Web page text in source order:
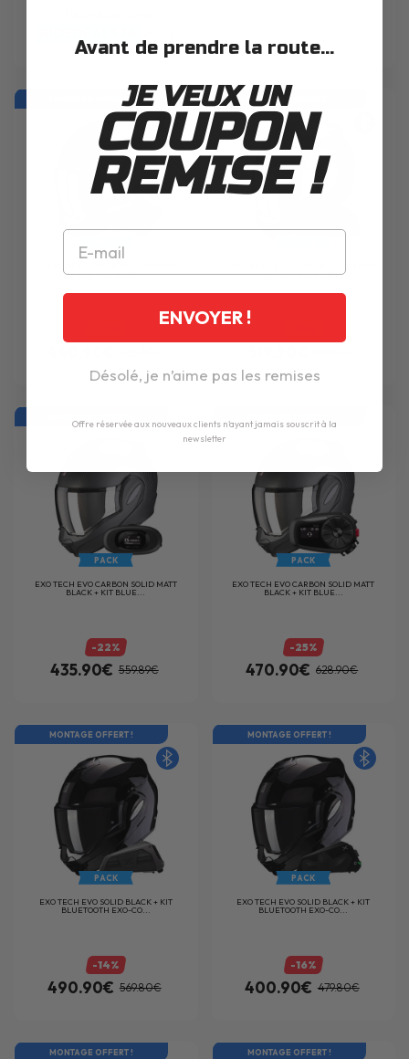
MONTAGE OFFERT !
BLACK + KIT BLUE...
MONTAGE OFFERT !
BLACK + KIT BLUE...
PACK
EXO TECH EVO CARBON SOLID MATT
BLACK + KIT BLUE...
-22%
435.90€ 559.89€
PACK
EXO TECH EVO CARBON SOLID MATT
BLACK + KIT BLUE...
-25%
470.90€ 628.90€
MONTAGE OFFERT !
PACK
EXO TECH EVO SOLID BLACK + KIT
BLUETOOTH EXO-CO...
-14%
490.90€ 569.80€
MONTAGE OFFERT !
PACK
EXO TECH EVO SOLID BLACK + KIT
BLUETOOTH EXO-CO...
-16%
400.90€ 479.80€
MONTAGE OFFERT ! MONTAGE OFFERT !
Avant de prendre la route...
JE VEUX UN
COUPON
REMISE !
ENVOYER !
Désolé, je n’aime pas les remises
Offre réservée aux nouveaux clients n'ayant jamais souscrit à la
newsletter